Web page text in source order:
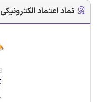
نماد اعتماد الکترونیکی